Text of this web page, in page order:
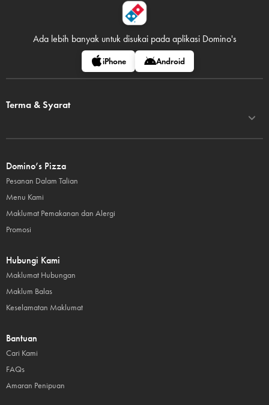
Ada lebih banyak untuk disukai pada aplikasi Domino's
iPhone Android
Terma & Syarat
Domino’s Pizza
Pesanan Dalam Talian
Menu Kami
Maklumat Pemakanan dan Alergi
Promosi
Hubungi Kami
Maklumat Hubungan
Maklum Balas
Keselamatan Maklumat
Bantuan
Cari Kami
FAQs
Amaran Penipuan